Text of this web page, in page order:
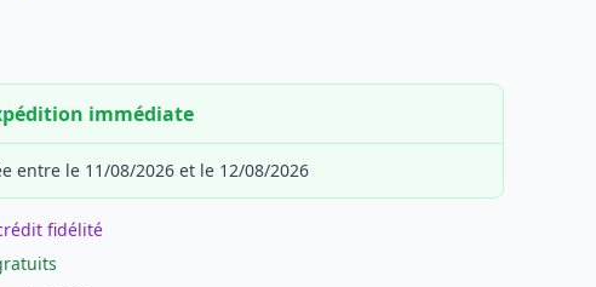
immédiate
entre le 11/08/2026 et le 12/08/2026
fidélité